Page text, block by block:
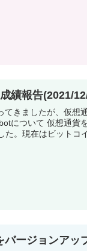
績報告(2021/
てきましたが、仮想
について 仮想通貨
た。現在はビットコ
バージョンアッ